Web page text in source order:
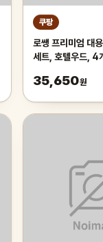
쿠팡
로쌩 프리미엄 대
세트, 호텔우드, 4
35,650원